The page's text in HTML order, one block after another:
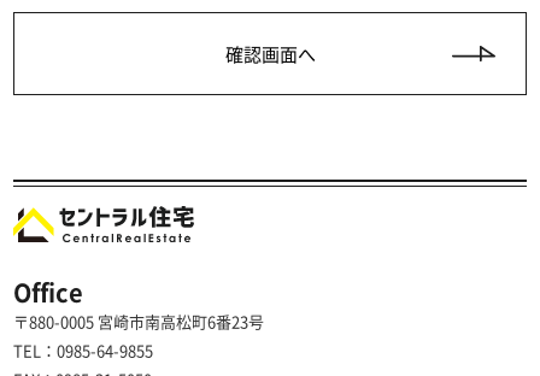
Office
〒880-0005 宮崎市南高松町6番23号
TEL：0985-64-9855